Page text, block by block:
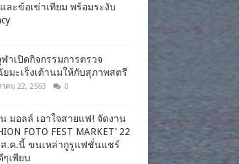
ละข้อเข่าเทียม พร้อมระงับ
าเปิดกิจกรรมการตรวจ
มะเร็งเต้านมให้กับสุภาพสตรี
าคม 22, 2563 0
มอลล์ เอาใจสายแฟ! จัดงาน
FOTO FEST MARKET’ 22
ส.ค.นี้ ขนเหล่ากูรูแฟชั่นแชร์
เพียบ